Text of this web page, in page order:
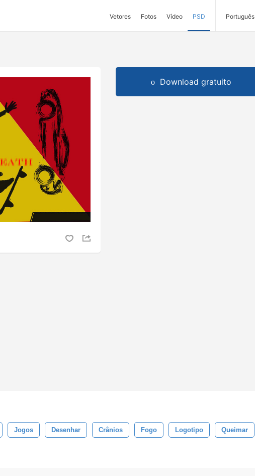
Vetores Fotos Vídeo PSD Português
Download gratuito
Jogos Desenhar Crânios Fogo Logotipo Queimar